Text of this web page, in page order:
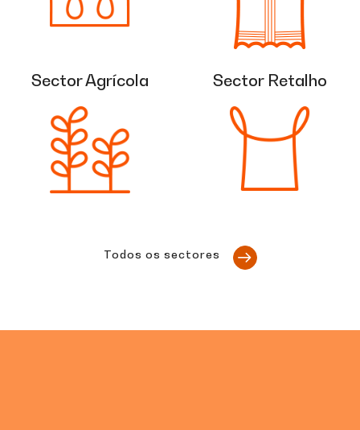
Sector Agrícola Sector Retalho
Todos os sectores